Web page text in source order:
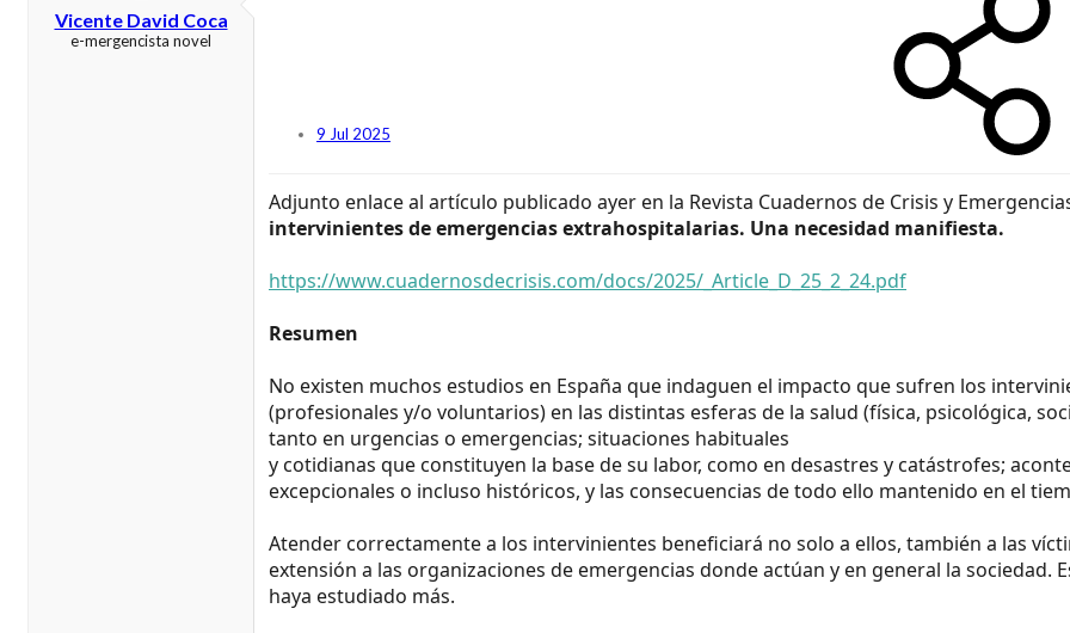
Vicente David Coca
e-mergencista novel
9 Jul 2025
Adjunto enlace al artículo publicado ayer en la Revista Cuadernos de Crisis y
intervinientes de emergencias extrahospitalarias. Una necesidad manifiesta.
https://www.cuadernosdecrisis.com/docs/2025/_Article_D_25_2_24.pdf
Resumen
No existen muchos estudios en España que indaguen el impacto que sufren los
(profesionales y/o voluntarios) en las distintas esferas de la salud (física, psicológica,
tanto en urgencias o emergencias; situaciones habituales
y cotidianas que constituyen la base de su labor, como en desastres y catástrofes;
excepcionales o incluso históricos, y las consecuencias de todo ello mantenido en el
Atender correctamente a los intervinientes beneficiará no solo a ellos, también a las
extensión a las organizaciones de emergencias donde actúan y en general la sociedad.
haya estudiado más.